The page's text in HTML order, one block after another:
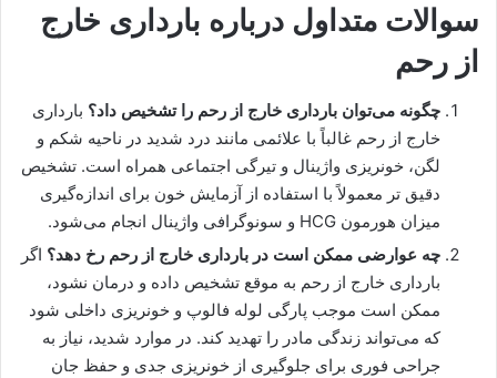
سوالات متداول درباره بارداری خارج
از رحم
چگونه می‌توان بارداری خارج از رحم را تشخیص داد؟ بارداری
خارج از رحم غالباً با علائمی مانند درد شدید در ناحیه شکم و
لگن، خونریزی واژینال و تیرگی اجتماعی همراه است. تشخیص
دقیق تر معمولاً با استفاده از آزمایش خون برای اندازه‌گیری
میزان هورمون HCG و سونوگرافی واژینال انجام می‌شود.
چه عوارضی ممکن است در بارداری خارج از رحم رخ دهد؟ اگر
بارداری خارج از رحم به موقع تشخیص داده و درمان نشود،
ممکن است موجب پارگی لوله فالوپ و خونریزی داخلی شود
که می‌تواند زندگی مادر را تهدید کند. در موارد شدید، نیاز به
جراحی فوری برای جلوگیری از خونریزی جدی و حفظ جان